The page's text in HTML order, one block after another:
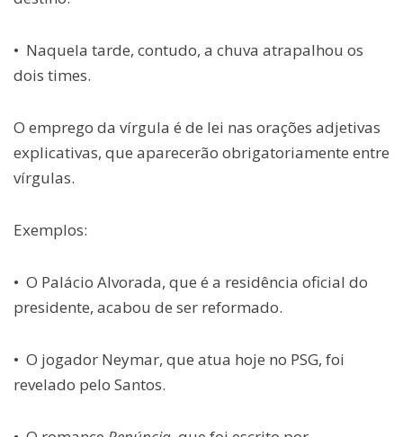
• Naquela tarde, contudo, a chuva atrapalhou os
dois times.
O emprego da vírgula é de lei nas orações adjetivas
explicativas, que aparecerão obrigatoriamente entre
vírgulas.
Exemplos:
• O Palácio Alvorada, que é a residência oficial do
presidente, acabou de ser reformado.
• O jogador Neymar, que atua hoje no PSG, foi
revelado pelo Santos.